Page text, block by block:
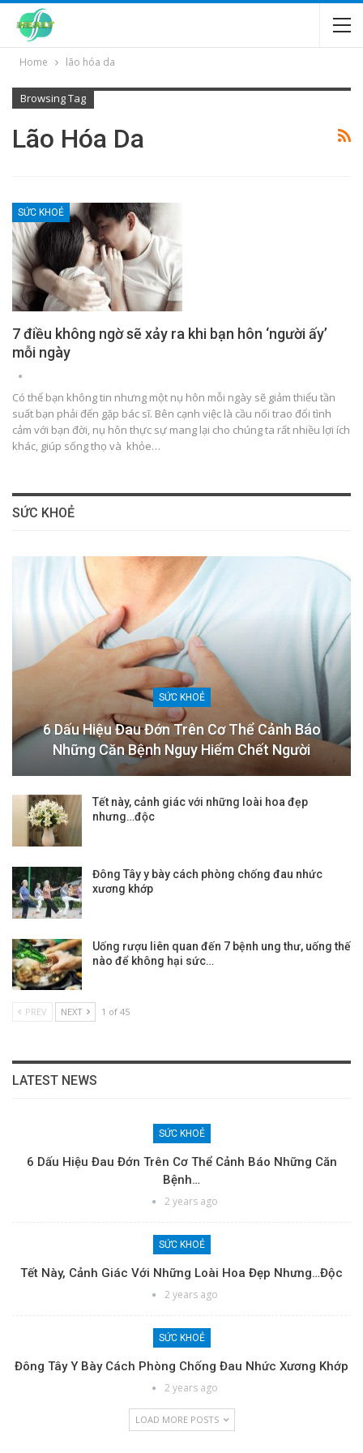
Home lão hóa da
Browsing Tag
Lão Hóa Da
SỨC KHOẺ
7 điều không ngờ sẽ xảy ra khi bạn hôn ‘người ấy’
mỗi ngày
Có thể bạn không tin nhưng một nụ hôn mỗi ngày sẽ giảm thiểu tần
suất bạn phải đến gặp bác sĩ. Bên cạnh việc là cầu nối trao đổi tình
cảm với bạn đời, nụ hôn thực sự mang lại cho chúng ta rất nhiều lợi ích
khác, giúp sống thọ và khỏe…
SỨC KHOẺ
SỨC KHOẺ
6 Dấu Hiệu Đau Đớn Trên Cơ Thể Cảnh Báo
Những Căn Bệnh Nguy Hiểm Chết Người
Tết này, cảnh giác với những loài hoa đẹp
nhưng…độc
Đông Tây y bày cách phòng chống đau nhức
xương khớp
Uống rượu liên quan đến 7 bệnh ung thư, uống thế
nào để không hại sức…
PREV NEXT 1 of 45
LATEST NEWS
SỨC KHOẺ
6 Dấu Hiệu Đau Đớn Trên Cơ Thể Cảnh Báo Những Căn
Bệnh…
2 years ago
SỨC KHOẺ
Tết Này, Cảnh Giác Với Những Loài Hoa Đẹp Nhưng…độc
2 years ago
SỨC KHOẺ
Đông Tây Y Bày Cách Phòng Chống Đau Nhức Xương Khớp
2 years ago
LOAD MORE POSTS